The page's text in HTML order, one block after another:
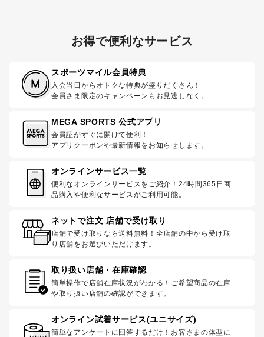
お得で便利なサービス
スポーツマイル会員特典
入会当日からオトクな特典が盛りだくさん！
会員さま限定のキャンペーンもお見逃しなく。
MEGA SPORTS 公式アプリ
会員証がすぐに開けて便利！
アプリクーポンや最新情報をお知らせします。
オンラインサービス一覧
便利なオンラインサービスをご紹介！24時間365日商
品購入や便利なサービスがご利用可能。
ネットで注文 店舗で受け取り
店舗で受け取りなら送料無料！全店舗の中から受け取
り店舗をお選びいただけます。
取り扱い店舗・在庫確認
簡単操作で店舗在庫状況がわかる！ご希望商品の在庫
や取り扱い店舗の確認ができます。
オンライン試着サービス(ユニサイズ)
簡単なアンケートに回答するだけ！お客さまの体型に